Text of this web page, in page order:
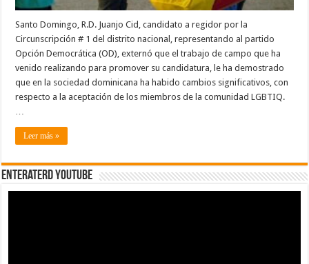
Santo Domingo, R.D. Juanjo Cid, candidato a regidor por la
Circunscripción # 1 del distrito nacional, representando al partido
Opción Democrática (OD), externó que el trabajo de campo que ha
venido realizando para promover su candidatura, le ha demostrado
que en la sociedad dominicana ha habido cambios significativos, con
respecto a la aceptación de los miembros de la comunidad LGBTIQ.
…
Leer más »
EnterateRD YOUTUBE